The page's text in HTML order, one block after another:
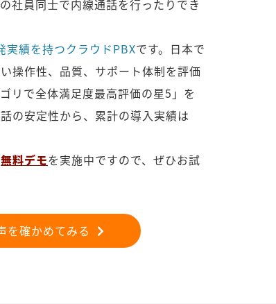
社員同士で内線通話を行ったりでき
実績を持つクラウドPBXです。日本で
操作性、品質、サポート体制を評価
リで全体満足度最高評価の星5」を
の安定性から、累計の導入実績は
無料デモを実施中ですので、ぜひお試
を確かめてみる